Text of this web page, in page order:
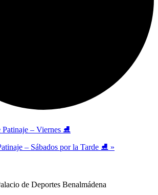
Patinaje – Viernes ⛸️
– Sábados por la Tarde ⛸️ »
de Deportes Benalmádena